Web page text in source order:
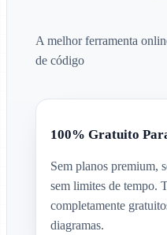
A melhor ferramenta
de código
100% Gratuito
Sem planos premium,
sem limites de tempo.
completamente
diagramas.